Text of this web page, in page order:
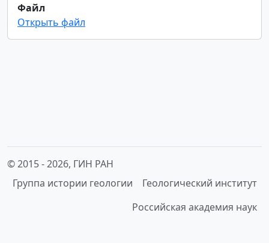
Файл
Открыть файл
© 2015 -2026, ГИН РАН
Группа истории геологии
Геологический институт
Российская академия наук